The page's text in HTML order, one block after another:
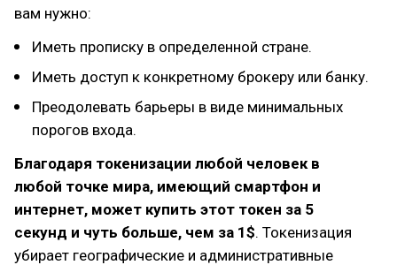
вам нужно:
Иметь прописку в определенной стране.
Иметь доступ к конкретному брокеру или банку.
Преодолевать барьеры в виде минимальных
порогов входа.
Благодаря токенизации любой человек в
любой точке мира, имеющий смартфон и
интернет, может купить этот токен за 5
секунд и чуть больше, чем за 1$. Токенизация
убирает географические и административные